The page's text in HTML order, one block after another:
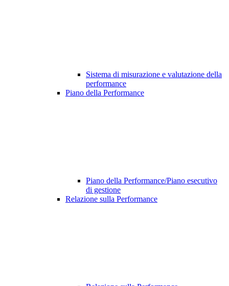
Sistema di misurazione e valutazione della
performance
Piano della Performance
Piano della Performance/Piano esecutivo
di gestione
Relazione sulla Performance